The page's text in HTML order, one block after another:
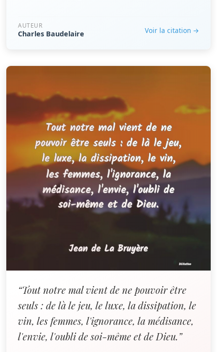
AUTEUR
Charles Baudelaire Voir la citation →
“Tout notre mal vient de ne pouvoir être
seuls : de là le jeu, le luxe, la dissipation, le
vin, les femmes, l'ignorance, la médisance,
l'envie, l'oubli de soi-même et de Dieu.”